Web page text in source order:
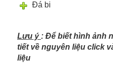
Đá bi
Lưu ý : Để biết hình ảnh
tiết về nguyên liệu click
liệu